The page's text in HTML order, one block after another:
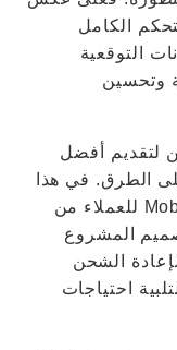
الكامل
التوقعية
وتحسين
لتقديم أفضل
الطرق. في هذا
الإطار، توفر Mobilize Power Solutions للعملاء من
المشروع
الشحن
احتياجات